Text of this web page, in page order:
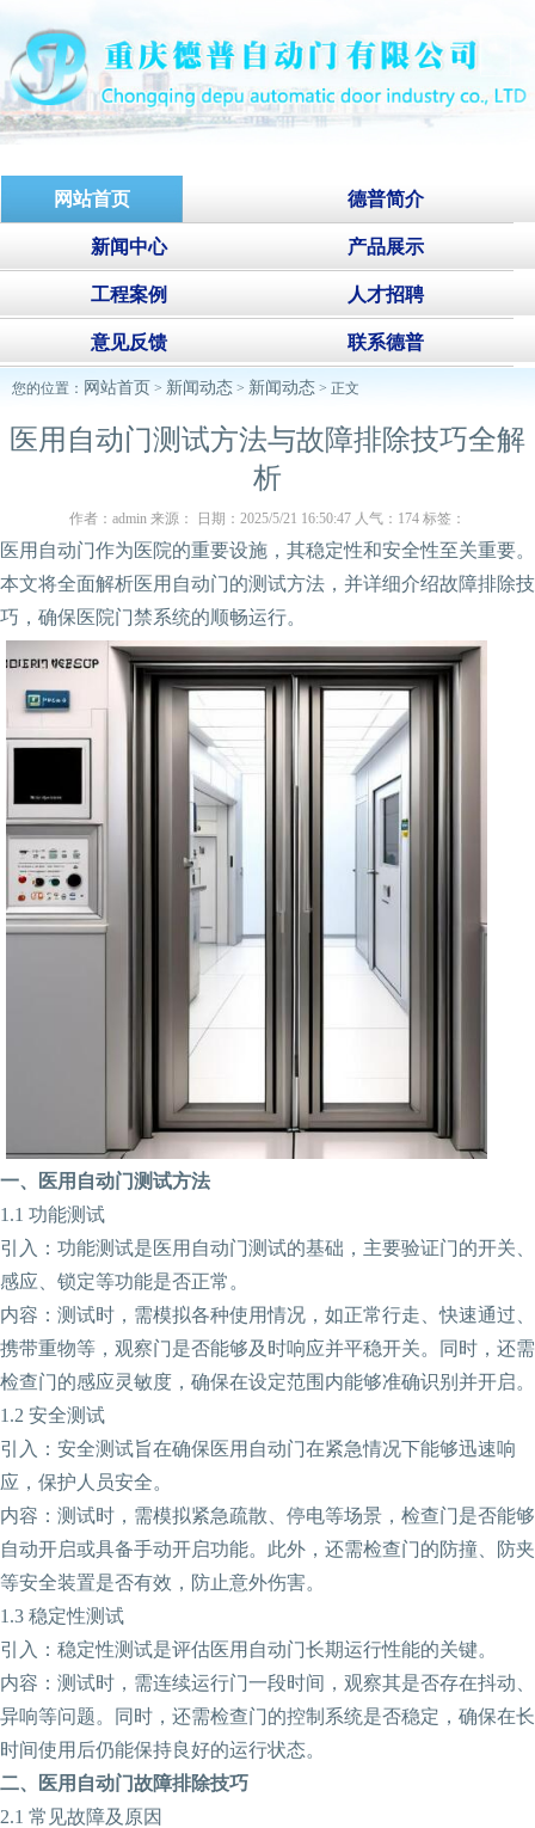
网站首页 德普简介
新闻中心 产品展示
工程案例 人才招聘
意见反馈 联系德普
您的位置： 网站首页 > 新闻动态 > 新闻动态 > 正文
医用自动门测试方法与故障排除技巧全解
析
作者：admin 来源： 日期：2025/5/21 16:50:47 人气： 174 标签：
医用自动门作为医院的重要设施，其稳定性和安全性至关重要。
本文将全面解析医用自动门的测试方法，并详细介绍故障排除技
巧，确保医院门禁系统的顺畅运行。
‌一、医用自动门测试方法‌
‌1.1 功能测试‌
引入：功能测试是医用自动门测试的基础，主要验证门的开关、
感应、锁定等功能是否正常。
内容：测试时，需模拟各种使用情况，如正常行走、快速通过、
携带重物等，观察门是否能够及时响应并平稳开关。同时，还需
检查门的感应灵敏度，确保在设定范围内能够准确识别并开启。
‌1.2 安全测试‌
引入：安全测试旨在确保医用自动门在紧急情况下能够迅速响
应，保护人员安全。
内容：测试时，需模拟紧急疏散、停电等场景，检查门是否能够
自动开启或具备手动开启功能。此外，还需检查门的防撞、防夹
等安全装置是否有效，防止意外伤害。
‌1.3 稳定性测试‌
引入：稳定性测试是评估医用自动门长期运行性能的关键。
内容：测试时，需连续运行门一段时间，观察其是否存在抖动、
异响等问题。同时，还需检查门的控制系统是否稳定，确保在长
时间使用后仍能保持良好的运行状态。
‌二、医用自动门故障排除技巧‌
‌2.1 常见故障及原因‌